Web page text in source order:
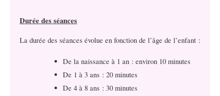
Durée des séances
La durée des séances évolue en fonction de l’âge de l’enfant :
De la naissance à 1 an : environ 10 minutes
De 1 à 3 ans : 20 minutes
De 4 à 8 ans : 30 minutes